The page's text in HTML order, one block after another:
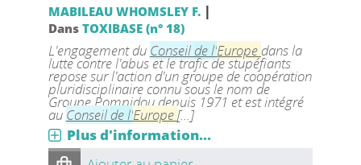
MABILEAU WHOMSLEY F. |
Dans TOXIBASE (n° 18)
L'engagement du Conseil de l'Europe dans la
lutte contre l'abus et le trafic de stupéfiants
repose sur l'action d'un groupe de coopération
pluridisciplinaire connu sous le nom de
Groupe Pompidou depuis 1971 et est intégré
au Conseil de l'Europe[...]
Plus d'information...